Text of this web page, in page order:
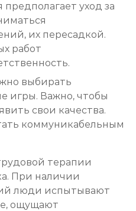
уход за
их пересадкой.
работ
выбирать
игры. Важно, чтобы
свои качества.
коммуникабельным
терапии
При наличии
люди испытывают
ощущают